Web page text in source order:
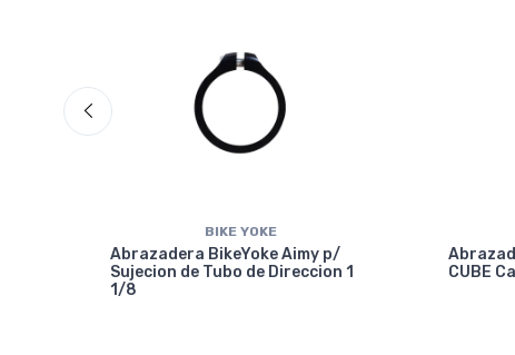
BIKE YOKE
Abrazadera BikeYoke Aimy p/
Sujecion de Tubo de Direccion 1
1/8
CUBE